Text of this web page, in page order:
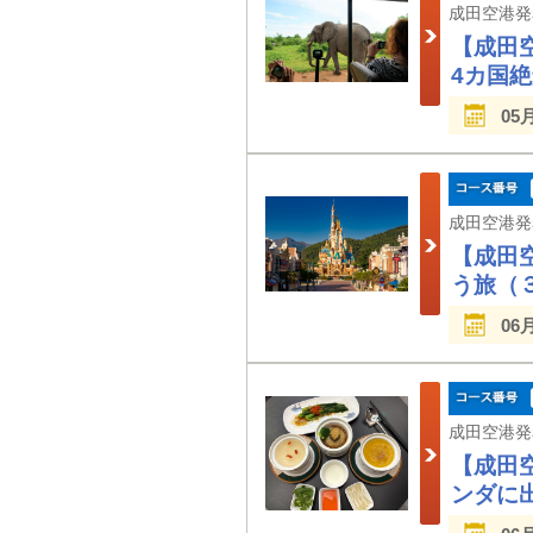
【成
4カ国
05
【成
う旅（
06
【成
ンダに